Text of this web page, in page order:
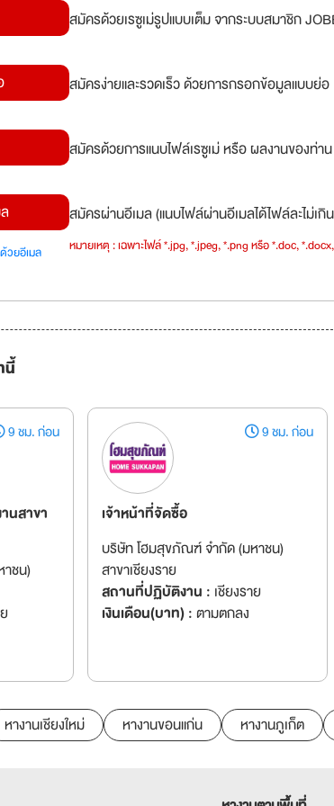
สมัครด้วยเรซูเม่รูปแบบเต็ม จากระบบสมาชิก
สมัครง่ายและรวดเร็ว ด้วยการกรอกข้อมูลแบบย่อ
สมัครด้วยการแนบไฟล์เรซูเม่ หรือ ผลงานของท่าน
วยอีเมล
สมัครผ่านอีเมล (แนบไฟล์ผ่านอีเมลได้ไฟล์ละไม่เ
หมายเหตุ : เฉพาะไฟล์ *.jpg, *.jpeg, *.png หรือ *.doc,
นี้
9 ชม. ก่อน
นสาขา
ชน)
9 ชม. ก่อน
เจ้าหน้าที่จัดซื้อ
บริษัท โฮมสุขภัณฑ์ จำกัด (มหาชน)
สาขาเชียงราย
สถานที่ปฏิบัติงาน : เชียงราย
เงินเดือน(บาท) :ตามตกลง
หางานเชียงใหม่ หางานขอนแก่น หางานภูเก็ต